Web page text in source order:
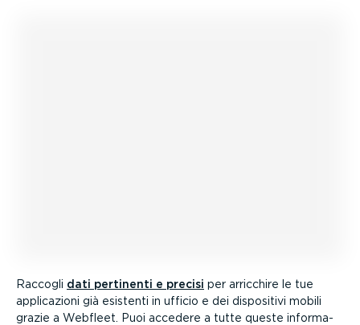
Raccogli dati pertinenti e precisi per arricchire le tue
appli­ca­zioni già esistenti in ufficio e dei dispositivi mobili
grazie a Webfleet. Puoi accedere a tutte queste infor­ma­